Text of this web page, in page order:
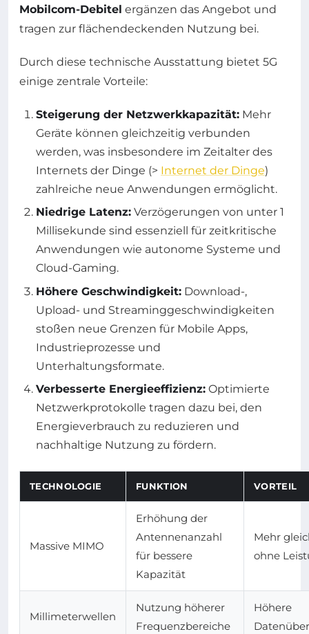
Mobilcom-Debitel ergänzen das Angebot und
tragen zur flächendeckenden Nutzung bei.
Durch diese technische Ausstattung bietet 5G
einige zentrale Vorteile:
Steigerung der Netzwerkkapazität: Mehr
Geräte können gleichzeitig verbunden
werden, was insbesondere im Zeitalter des
Internets der Dinge (> Internet der Dinge)
zahlreiche neue Anwendungen ermöglicht.
Niedrige Latenz: Verzögerungen von unter 1
Millisekunde sind essenziell für zeitkritische
Anwendungen wie autonome Systeme und
Cloud-Gaming.
Höhere Geschwindigkeit: Download-,
Upload- und Streaminggeschwindigkeiten
stoßen neue Grenzen für Mobile Apps,
Industrieprozesse und
Unterhaltungsformate.
Verbesserte Energieeffizienz: Optimierte
Netzwerkprotokolle tragen dazu bei, den
Energieverbrauch zu reduzieren und
nachhaltige Nutzung zu fördern.
TECHNOLOGIE FUNKTION VORTEIL
Massive MIMO
Erhöhung der
Antennenanzahl
für bessere
Kapazität
Mehr
ohne
Millimeterwellen
Nutzung höherer
Frequenzbereiche
Höhere